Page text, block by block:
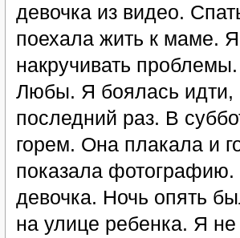
девочка из видео.
поехала жить к маме.
накручивать
Любы. Я боялась идти,
последний раз. В
горем. Она плакала и
показала
девочка. Ночь опять
на улице ребенка. Я не